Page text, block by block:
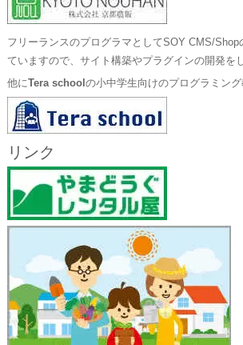
フリーランスのプログラマとしてSOY CMS/Shop
ていますので、サイト構築やプラグインの開発を
他にTera school の小中学生向けのプログラミング
リンク